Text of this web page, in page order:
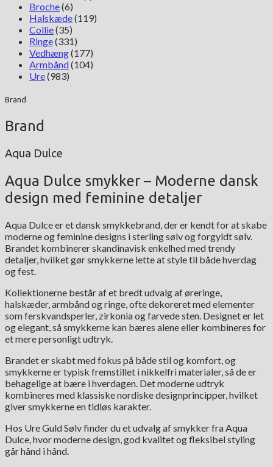
Broche(6)
Halskæde(119)
Collie(35)
Ringe(331)
Vedhæng(177)
Armbånd(104)
Ure(983)
Brand
Brand
Aqua Dulce
Aqua Dulce smykker – Moderne dansk
design med feminine detaljer
Aqua Dulce er et dansk smykkebrand, der er kendt for at skabe
moderne og feminine designs i sterling sølv og forgyldt sølv.
Brandet kombinerer skandinavisk enkelhed med trendy
detaljer, hvilket gør smykkerne lette at style til både hverdag
og fest.
Kollektionerne består af et bredt udvalg af øreringe,
halskæder, armbånd og ringe, ofte dekoreret med elementer
som ferskvandsperler, zirkonia og farvede sten. Designet er let
og elegant, så smykkerne kan bæres alene eller kombineres for
et mere personligt udtryk.
Brandet er skabt med fokus på både stil og komfort, og
smykkerne er typisk fremstillet i nikkelfri materialer, så de er
behagelige at bære i hverdagen. Det moderne udtryk
kombineres med klassiske nordiske designprincipper, hvilket
giver smykkerne en tidløs karakter.
Hos Ure Guld Sølv finder du et udvalg af smykker fra Aqua
Dulce, hvor moderne design, god kvalitet og fleksibel styling
går hånd i hånd.